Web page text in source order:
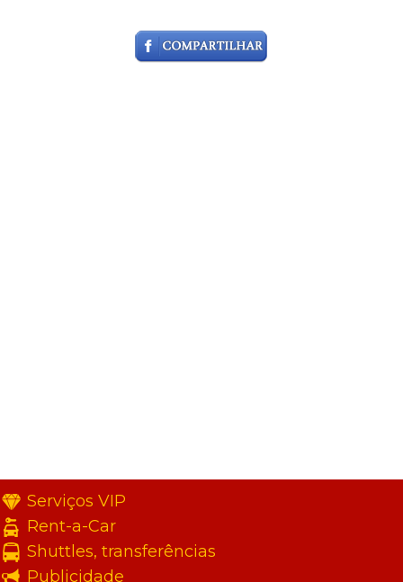
Serviços VIP
Rent-a-Car
Shuttles, transferências
Publicidade